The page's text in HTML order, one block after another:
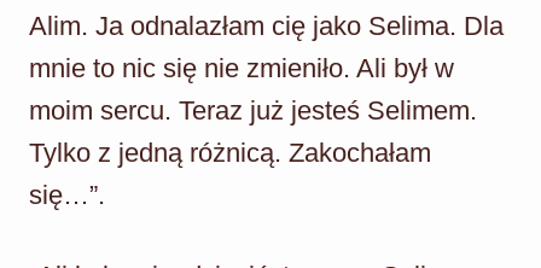
Alim. Ja odnalazłam cię jako Selima. Dla
mnie to nic się nie zmieniło. Ali był w
moim sercu. Teraz już jesteś Selimem.
Tylko z jedną różnicą. Zakochałam
się…”.